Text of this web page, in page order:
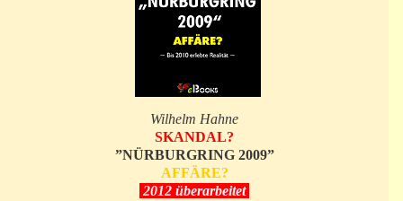
Wilhelm Hahne
SKANDAL?
”NÜRBURGRING 2009”
AFFÄRE?
2012 überarbeitet